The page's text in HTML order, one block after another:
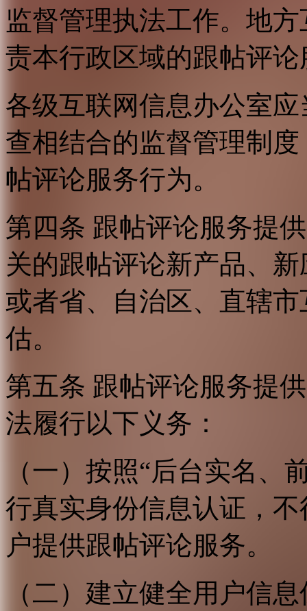
监督管理执法工作。地
责本行政区域的跟帖评
各级互联网信息办公室
查相结合的监督管理制
帖评论服务行为。
第四条 跟帖评论服务提
关的跟帖评论新产品、
或者省、自治区、直辖
估。
第五条 跟帖评论服务提
法履行以下义务：
（一）按照“后台实名、
行真实身份信息认证，
户提供跟帖评论服务。
（二）建立健全用户信